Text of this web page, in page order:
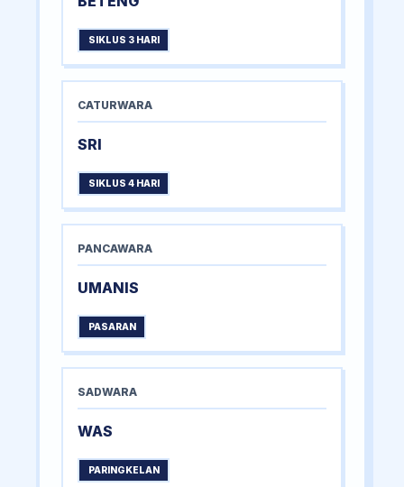
SIKLUS 3 HARI
CATURWARA
SRI
SIKLUS 4 HARI
PANCAWARA
UMANIS
PASARAN
SADWARA
WAS
PARINGKELAN